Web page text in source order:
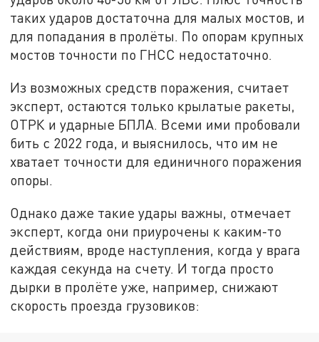
таких ударов достаточна для малых мостов, и
для попадания в пролёты. По опорам крупных
мостов точности по ГНСС недостаточно.
Из возможных средств поражения, считает
эксперт, остаются только крылатые ракеты,
ОТРК и ударные БПЛА. Всеми ими пробовали
бить с 2022 года, и выяснилось, что им не
хватает точности для единичного поражения
опоры.
Однако даже такие удары важны, отмечает
эксперт, когда они приурочены к каким-то
действиям, вроде наступления, когда у врага
каждая секунда на счету. И тогда просто
дырки в пролёте уже, например, снижают
скорость проезда грузовиков: